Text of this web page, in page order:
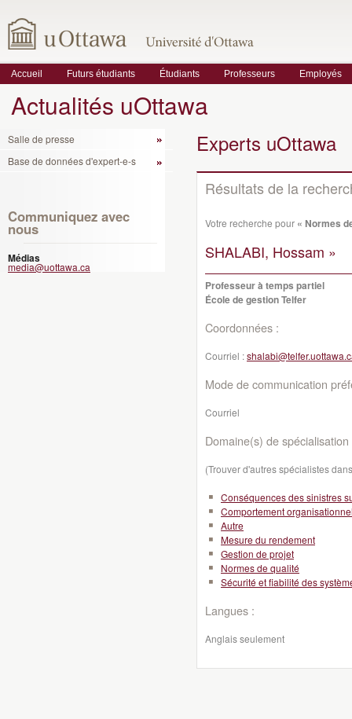
Accueil Futurs étudiants Étudiants Professeurs Employés
Actualités uOttawa
Salle de presse
Base de données d'expert-e-s
Communiquez avec
nous
Médias
media@uottawa.ca
Experts uOttawa
Résultats de la
Votre recherche pour « Normes
SHALABI, Hossam »
Professeur à temps partiel
École de gestion Telfer
Coordonnées :
Courriel :
Mode de communication
Courriel
Domaine(s) de spécialisation
(Trouver d'autres spécialistes
Conséquences des sinistres
Comportement
Autre
Mesure du rendement
Gestion de projet
Normes de qualité
Sécurité et fiabilité des
Langues :
Anglais seulement